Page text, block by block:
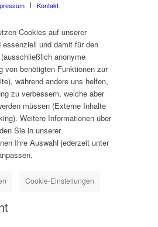
Kontakt
Cookies auf unserer
und damit für den
anonyme
von benötigten Funktionen zur
während andere uns helfen,
zu verbessern, welche aber
müssen (Externe Inhalte
Weitere Informationen über
Sie in unserer
Ihre Auswahl jederzeit unter
Cookie-Einstellungen